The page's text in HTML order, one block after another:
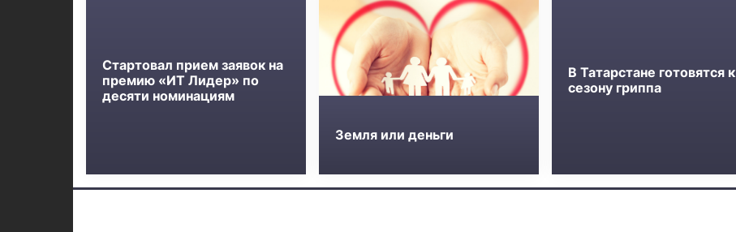
Стартовал прием заявок на
премию «ИТ Лидер» по
десяти номинациям
Земля или деньги
В Татарстане готовятся к
сезону гриппа